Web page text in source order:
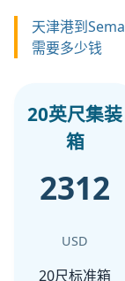
天津港到
需要多少钱
20英尺集装
箱
2312
USD
20尺标准箱